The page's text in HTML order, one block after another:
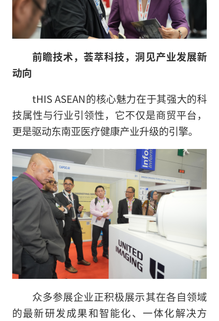
前瞻技术，荟萃科技，洞见产业发展新
动向
tHIS ASEAN的核心魅力在于其强大的科
技属性与行业引领性，它不仅是商贸平台，
更是驱动东南亚医疗健康产业升级的引擎。
众多参展企业正积极展示其在各自领域
的最新研发成果和智能化、一体化解决方